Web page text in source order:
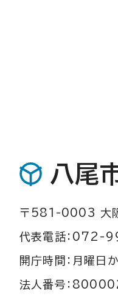
八尾
〒581-0003 大
代表電話：072-
開庁時間：月曜日
法人番号：